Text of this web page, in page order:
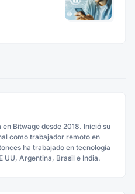
en Bitwage desde 2018. Inició su
como trabajador remoto en
ha trabajado en tecnología
UU, Argentina, Brasil e India.